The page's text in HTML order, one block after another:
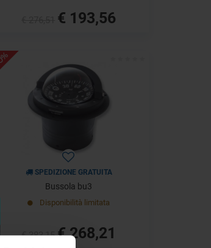
€ 193,56
SPEDIZIONE GRATUITA
Bussola bu3
Disponibilità limitata
€ 383,15 € 268,21